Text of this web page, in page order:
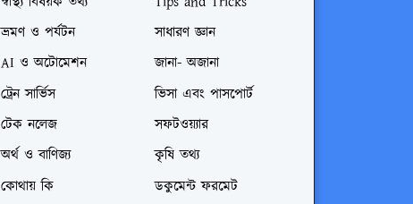
ভ্রমণ ও পর্যটন
সাধারণ জ্ঞান
AI ও অটোমেশন
জানা- অজানা
ট্রেন সার্ভিস
ভিসা এবং পাসপোর্ট
টেক নলেজ
সফটওয়্যার
অর্থ ও বাণিজ্য
কৃষি তথ্য
কোথায় কি
ডকুমেন্ট ফরমেট